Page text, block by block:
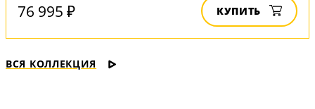
76 995 ₽ КУПИТЬ
ВСЯ КОЛЛЕКЦИЯ